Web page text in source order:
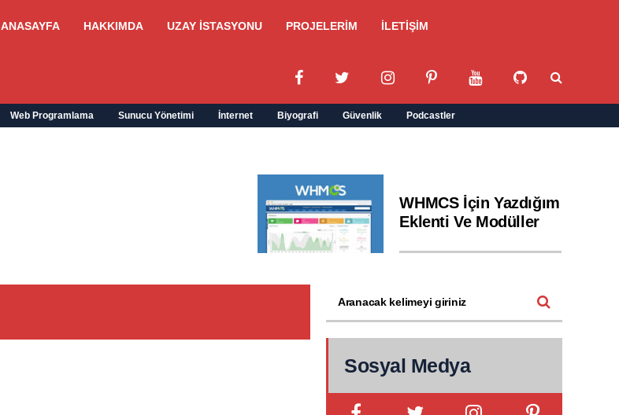
ANASAYFA HAKKIMDA UZAY İSTASYONU PROJELERİM İLETİŞİM
Web Programlama Sunucu Yönetimi İnternet Biyografi Güvenlik Podcastler
WHMCS İçin Yazdığım
Eklenti Ve Modüller
Sosyal Medya